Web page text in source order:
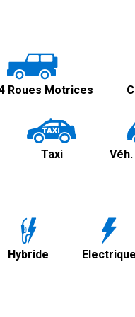
Roues Motrices
Taxi
Hybride Electrique